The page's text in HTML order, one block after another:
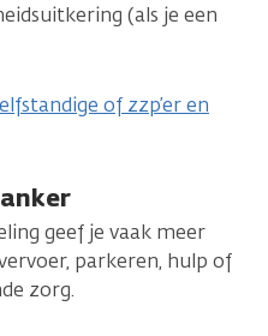
(als je een
of zzp’er en
geef je vaak meer
parkeren, hulp of
zorg.